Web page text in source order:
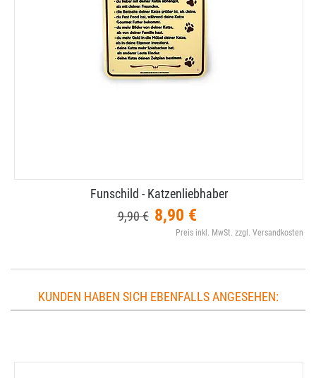
Funschild - Katzenliebhaber
9,90 € 8,90 €
Preis inkl. MwSt. zzgl. Versandkosten
KUNDEN HABEN SICH EBENFALLS ANGESEHEN: